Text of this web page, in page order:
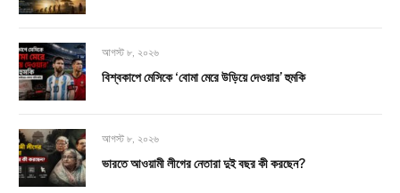
আগস্ট ৮, ২০২৬
বিশ্বকাপে মেসিকে ‘বোমা মেরে উড়িয়ে দেওয়ার’ হুমকি
আগস্ট ৮, ২০২৬
ভারতে আওয়ামী লীগের নেতারা দুই বছর কী করছেন?